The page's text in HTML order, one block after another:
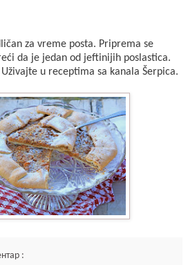
za vreme posta. Priprema se
da je jedan od jeftinijih poslastica.
u receptima sa kanala Šerpica.
: